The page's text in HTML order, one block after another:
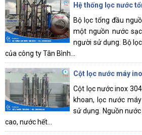
Hệ thống lọc nước
Bộ lọc tổng đầu
một nguồn nước
người sử dụng. Bộ
của công ty Tân Bình...
Cột lọc nước máy
Cột lọc nước inox
khoan, lọc nước
sử dụng. Nguồn
cao, nước hết...